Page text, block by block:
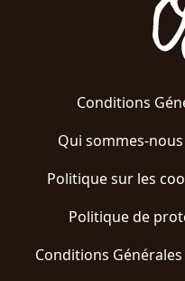
Conditions
Qui sommes-nous
Politique sur les
Politique de
Conditions